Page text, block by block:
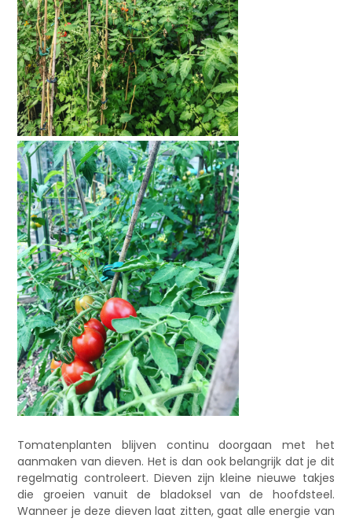
Tomatenplanten blijven continu doorgaan met het
aanmaken van dieven. Het is dan ook belangrijk dat je dit
regelmatig controleert. Dieven zijn kleine nieuwe takjes
die groeien vanuit de bladoksel van de hoofdsteel.
Wanneer je deze dieven laat zitten, gaat alle energie van